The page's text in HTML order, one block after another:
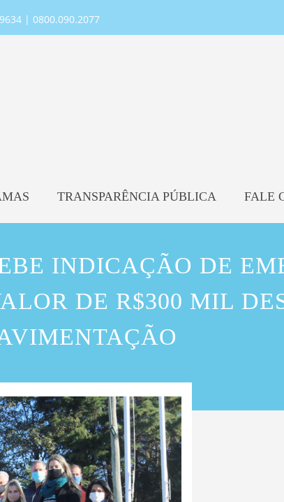
| 0800.090.2077
TRANSPARÊNCIA PÚBLICA FALE
INDICAÇÃO DE
DE R$300 MIL